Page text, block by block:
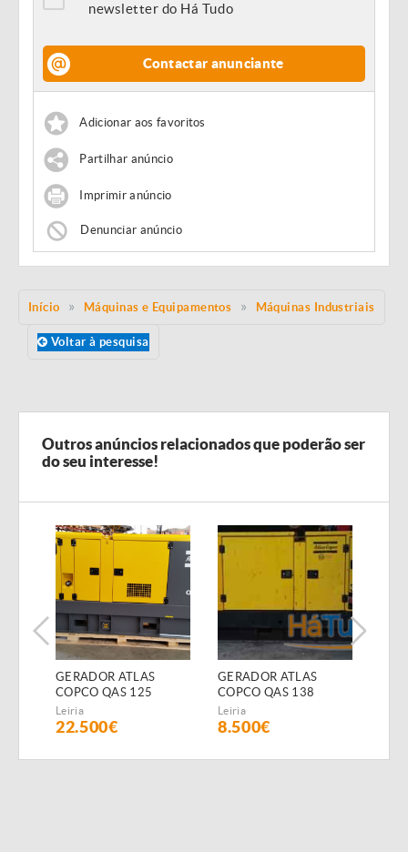
newsletter do Há Tudo
Contactar anunciante
Adicionar aos favoritos
Partilhar anúncio
Imprimir anúncio
Denunciar anúncio
Início Máquinas e Equipamentos Máquinas Industriais
Voltar à pesquisa
Outros anúncios relacionados que poderão ser
do seu interesse!
GERADOR ATLAS
COPCO QAS 125
(Diesel)
Leiria
22.500€
GERADOR ATLAS
COPCO QAS 138
(Diesel)
Leiria
8.500€